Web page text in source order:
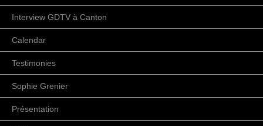
Interview GDTV à Canton
Calendar
Testimonies
Sophie Grenier
Présentation